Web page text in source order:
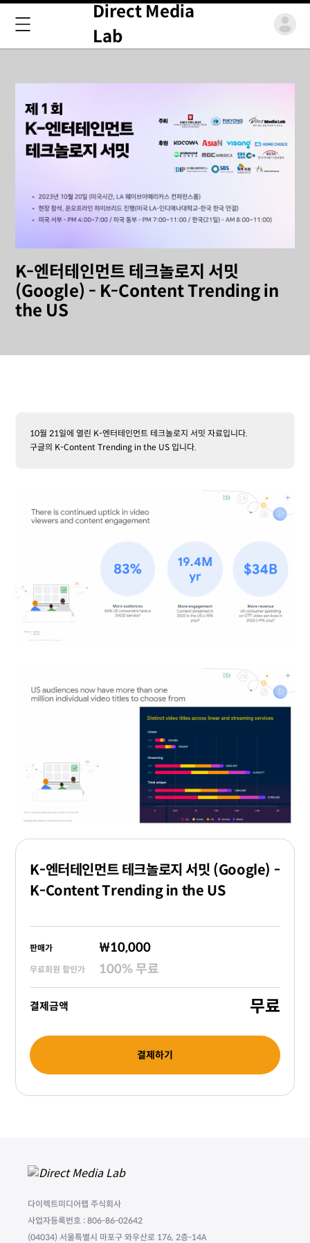
Direct Media
Lab
K-엔터테인먼트 테크놀로지 서밋
(Google) - K-Content Trending in
the US
10월 21일에 열린 K-엔터테인먼트 테크놀로지 서밋 자료입니다.
구글의 K-Content Trending in the US 입니다.
K-엔터테인먼트 테크놀로지 서밋 (Google) -
K-Content Trending in the US
판매가 ₩10,000
무료회원 할인가 100% 무료
결제금액 무료
결제하기
다이렉트미디어랩 주식회사
사업자등록번호 : 806-86-02642
(04034) 서울특별시 마포구 와우산로 176, 2층-14A